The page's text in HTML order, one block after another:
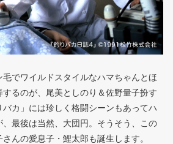
でワイルドスタイルなハマちゃんとほ
るのが、尾美としのり＆佐野量子扮す
カ」には珍しく格闘シーンもあってハ
最後は当然、大団円。そうそう、この
んの愛息子・鯉太郎も誕生します。